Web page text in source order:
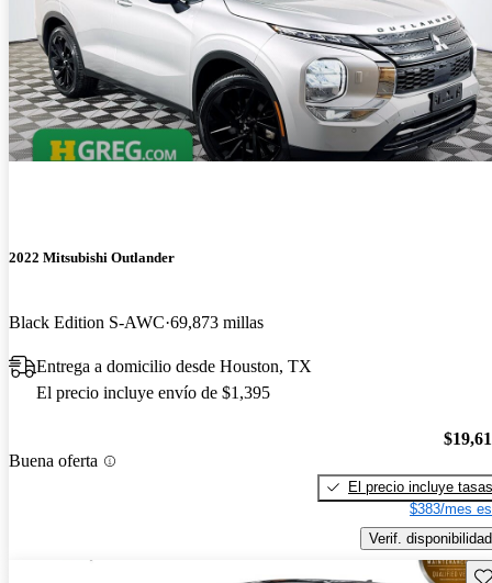
2022 Mitsubishi Outlander
Black Edition S-AWC 69,873 millas
Entrega a domicilio desde Houston, TX
El precio incluye envío de $1,395
Buena oferta
El precio incluye tasas
$383/mes
Verif. disponibilidad